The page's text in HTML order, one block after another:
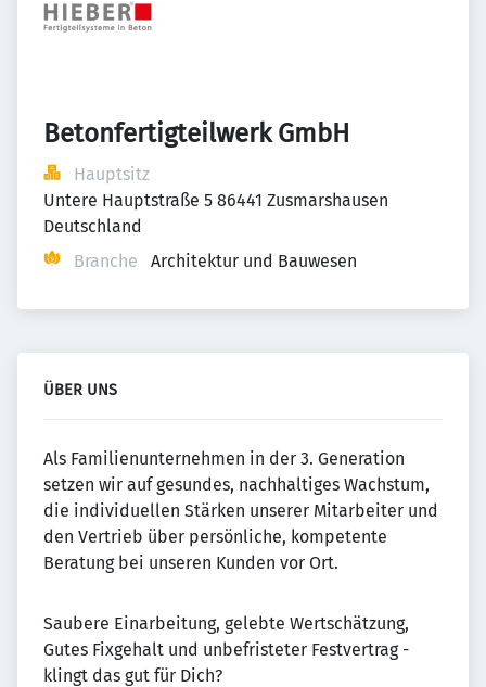
Betonfertigteilwerk GmbH
Hauptsitz
Untere Hauptstraße 5 86441 Zusmarshausen
Deutschland
Branche
Architektur und Bauwesen
ÜBER UNS
Als Familienunternehmen in der 3. Generation
setzen wir auf gesundes, nachhaltiges Wachstum,
die individuellen Stärken unserer Mitarbeiter und
den Vertrieb über persönliche, kompetente
Beratung bei unseren Kunden vor Ort.
Saubere Einarbeitung, gelebte Wertschätzung,
Gutes Fixgehalt und unbefristeter Festvertrag -
klingt das gut für Dich?